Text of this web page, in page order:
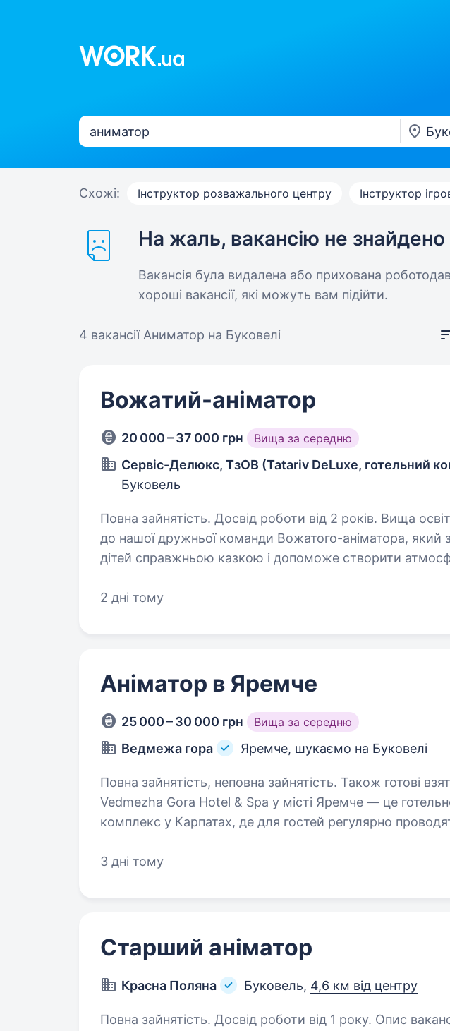
Схожі: Інструктор розважального центру Інструктор
На жаль, вакансію не знайдено
Вакансія була видалена або прихована
хороші вакансії, які можуть вам підійти.
4 вакансії Аниматор на Буковелі
Вожатий-аніматор
20 000 – 37 000 грн Вища за середню
Сервіс-Делюкс, ТзОВ (Tatariv DeLuxe, готельний
Буковель
Повна зайнятість. Досвід роботи від 2 років. Вища освіта.
до нашої дружньої команди Вожатого-аніматора, який
дітей справжньою казкою і допоможе створити
та проведення…
2 дні тому
Аніматор в Яремче
25 000 – 30 000 грн Вища за середню
Ведмежа гора Яремче, шукаємо на Буковелі
Повна зайнятість, неповна зайнятість. Також готові
Vedmezha Gora Hotel & Spa у місті Яремче — це
комплекс у Карпатах, де для гостей регулярно
аніматори:…
3 дні тому
Старший аніматор
Красна Поляна Буковель, 4,6 км від центру
Повна зайнятість. Досвід роботи від 1 року. Опис вакансіїГотель «Красна